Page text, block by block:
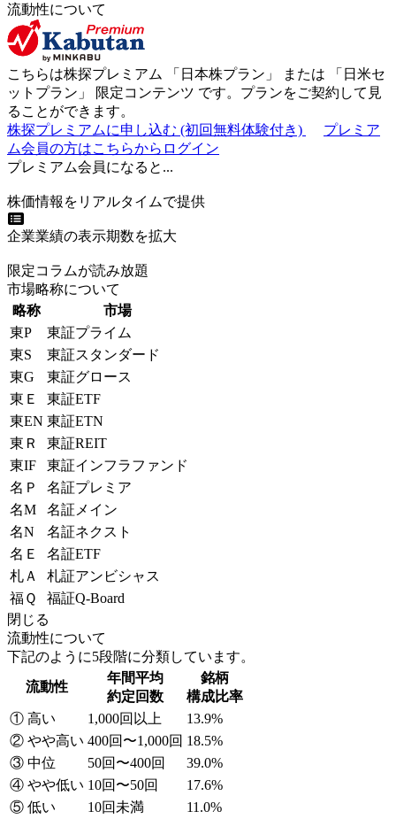
流動性について
こちらは株探プレミアム 「 日本株プラン 」 または 「 日米セ
ットプラン 」 限定コンテンツ です。プランをご契約して見
ることができます。
株探プレミアムに申し込む (初回無料体験付き)
プレミア
ム会員の方はこちらからログイン
プレミアム会員になると...
株価情報をリアルタイムで提供
企業業績の表示期数を拡大
限定コラムが読み放題
市場略称について
略称
市場
東P
東証プライム
東S
東証スタンダード
東G
東証グロース
東Ｅ
東証ETF
東EN 東証ETN
東Ｒ
東証REIT
東IF
東証インフラファンド
名Ｐ
名証プレミア
名M
名証メイン
名N
名証ネクスト
名Ｅ
名証ETF
札Ａ
札証アンビシャス
福Ｑ
福証Q-Board
閉じる
流動性について
下記のように5段階に分類しています。
流動性
年間平均
約定回数
銘柄
構成比率
① 高い
1,000回以上
13.9%
② やや高い 400回〜1,000回 18.5%
③ 中位
50回〜400回
39.0%
④ やや低い 10回〜50回
17.6%
⑤ 低い
10回未満
11.0%